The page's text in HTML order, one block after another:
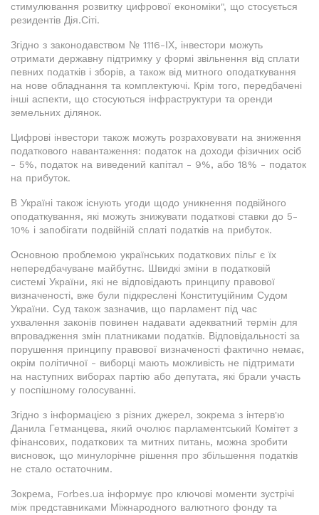
стимулювання розвитку цифрової економіки", що стосується
резидентів Дія.Сіті.
Згідно з законодавством № 1116-ІХ, інвестори можуть
отримати державну підтримку у формі звільнення від сплати
певних податків і зборів, а також від митного оподаткування
на нове обладнання та комплектуючі. Крім того, передбачені
інші аспекти, що стосуються інфраструктури та оренди
земельних ділянок.
Цифрові інвестори також можуть розраховувати на зниження
податкового навантаження: податок на доходи фізичних осіб
- 5%, податок на виведений капітал - 9%, або 18% - податок
на прибуток.
В Україні також існують угоди щодо уникнення подвійного
оподаткування, які можуть знижувати податкові ставки до 5-
10% і запобігати подвійній сплаті податків на прибуток.
Основною проблемою українських податкових пільг є їх
непередбачуване майбутнє. Швидкі зміни в податковій
системі України, які не відповідають принципу правової
визначеності, вже були підкреслені Конституційним Судом
України. Суд також зазначив, що парламент під час
ухвалення законів повинен надавати адекватний термін для
впровадження змін платниками податків. Відповідальності за
порушення принципу правової визначеності фактично немає,
окрім політичної - виборці мають можливість не підтримати
на наступних виборах партію або депутата, які брали участь
у поспішному голосуванні.
Згідно з інформацією з різних джерел, зокрема з інтерв'ю
Данила Гетманцева, який очолює парламентський Комітет з
фінансових, податкових та митних питань, можна зробити
висновок, що минулорічне рішення про збільшення податків
не стало остаточним.
Зокрема, Forbes.ua інформує про ключові моменти зустрічі
між представниками Міжнародного валютного фонду та